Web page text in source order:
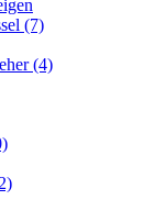
(7)
(4)